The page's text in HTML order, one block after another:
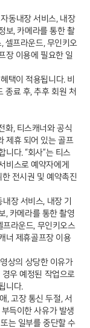
동내장 서비스, 내장
보, 카메라를 통한 촬
셀프라운드, 무인키오
장 이용에 필요한 일
택이 적용됩니다. 비
종료 후, 추후 회원 처
화, 티스캐너와 공식
제휴 되어 있는 골프
니다. “회사”는 티스
비스로 예약자에게
전시권 및 예약촉진
장 서비스, 내장 기
, 카메라를 통한 촬영
프라운드, 무인키오스
너 제휴골프장 이용
상의 상당한 이유가
우 예정된 작업으로
니다.
, 고장 통신 두절, 서
득이한 사유가 발생
는 일부를 중단할 수